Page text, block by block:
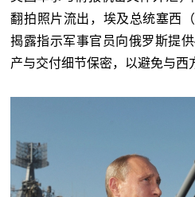
翻拍照片流出，埃及总统塞西
揭露指示军事官员向俄罗斯提
产与交付细节保密，以避免与西